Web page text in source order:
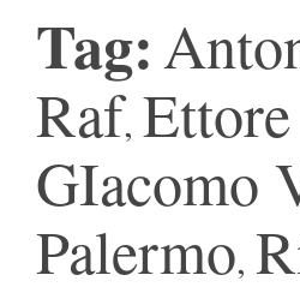
Tag:
Raf,
GIacomo
Palermo,